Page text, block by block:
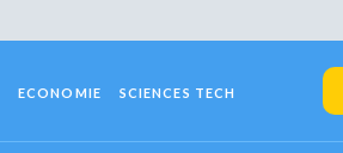
ECONOMIE SCIENCES TECH